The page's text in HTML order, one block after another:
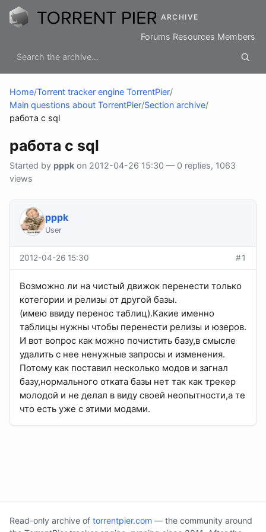
ARCHIVE
Forums Resources Members
Home/Torrent tracker engine TorrentPier/
Main questions about TorrentPier/Section archive/
работа с sql
работа с sql
Started by pppk on 2012-04-26 15:30 — 0 replies, 1063
views
pppk
User
2012-04-26 15:30 #1
Возможно ли на чистый движок перенести только
котегории и релизы от другой базы.
(имею ввиду перенос таблиц).Какие именно
таблицы нужны чтобы перенести релизы и юзеров.
И вот вопрос как можно почистить базу,в смысле
удалить с нее ненужные запросы и изменения.
Потому как поставил несколько модов и загнал
базу,нормального отката базы нет так как трекер
молодой и не делал в виду своей неопытности,а те
что есть уже с этими модами.
Read-only archive of torrentpier.com — the community around